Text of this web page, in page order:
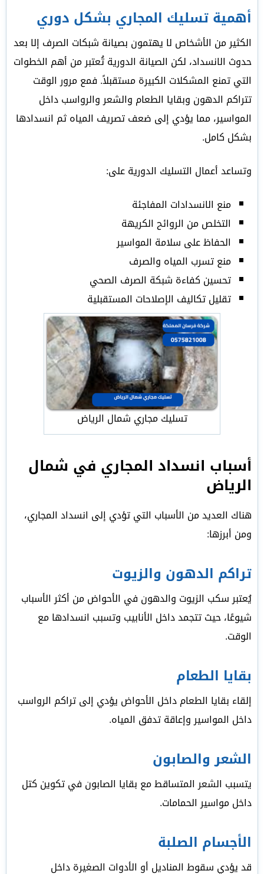
أهمية تسليك المجاري بشكل دوري
الكثير من الأشخاص لا يهتمون بصيانة شبكات الصرف إلا بعد
حدوث الانسداد، لكن الصيانة الدورية تُعتبر من أهم الخطوات
التي تمنع المشكلات الكبيرة مستقبلاً. فمع مرور الوقت
تتراكم الدهون وبقايا الطعام والشعر والرواسب داخل
المواسير، مما يؤدي إلى ضعف تصريف المياه ثم انسدادها
بشكل كامل.
وتساعد أعمال التسليك الدورية على:
منع الانسدادات المفاجئة
التخلص من الروائح الكريهة
الحفاظ على سلامة المواسير
منع تسرب المياه والصرف
تحسين كفاءة شبكة الصرف الصحي
تقليل تكاليف الإصلاحات المستقبلية
تسليك مجاري شمال الرياض
أسباب انسداد المجاري في شمال
الرياض
هناك العديد من الأسباب التي تؤدي إلى انسداد المجاري،
ومن أبرزها:
تراكم الدهون والزيوت
يُعتبر سكب الزيوت والدهون في الأحواض من أكثر الأسباب
شيوعًا، حيث تتجمد داخل الأنابيب وتسبب انسدادها مع
الوقت.
بقايا الطعام
إلقاء بقايا الطعام داخل الأحواض يؤدي إلى تراكم الرواسب
داخل المواسير وإعاقة تدفق المياه.
الشعر والصابون
يتسبب الشعر المتساقط مع بقايا الصابون في تكوين كتل
داخل مواسير الحمامات.
الأجسام الصلبة
قد يؤدي سقوط المناديل أو الأدوات الصغيرة داخل